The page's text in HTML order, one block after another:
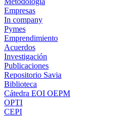
Empresas
In company
Pymes
Emprendimiento
Acuerdos
Investigación
Publicaciones
Repositorio Savia
Biblioteca
Cátedra EOI OEPM
OPTI
CEPI